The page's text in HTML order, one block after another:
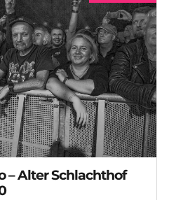
– Alter Schlachthof